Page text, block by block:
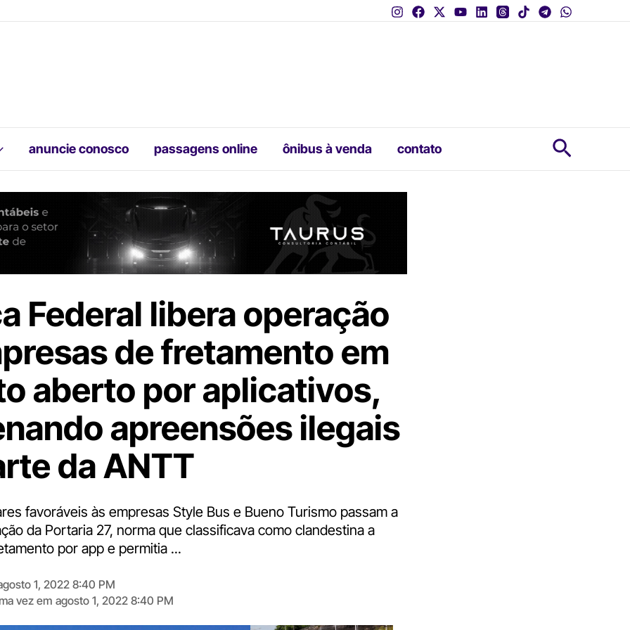
anuncie conosco passagens online ônibus à venda contato
Federal libera operação
de fretamento em
aberto por aplicativos,
apreensões ilegais
da ANTT
favoráveis às empresas Style Bus e Bueno Turismo passam a
da Portaria 27, norma que classificava como clandestina a
por app e permitia ...
1, 2022 8:40 PM
vez em agosto 1, 2022 8:40 PM